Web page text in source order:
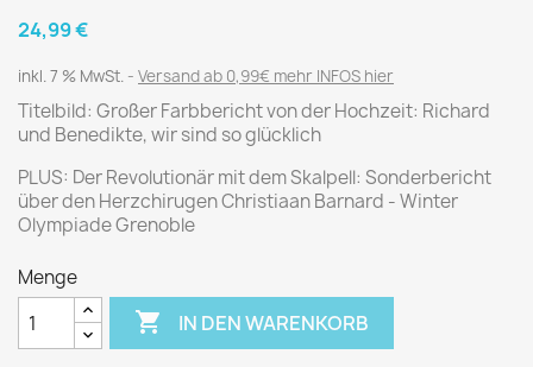
24,99 €
inkl. 7 % MwSt. Versand ab 0,99€ mehr INFOS hier
Titelbild: Großer Farbbericht von der Hochzeit: Richard
und Benedikte, wir sind so glücklich
PLUS: Der Revolutionär mit dem Skalpell: Sonderbericht
über den Herzchirugen Christiaan Barnard - Winter
Olympiade Grenoble
Menge
 IN DEN WARENKORB